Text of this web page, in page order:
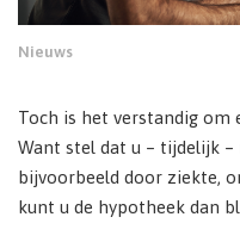
Nieuws
Toch is het verstandig om
Want stel dat u – tijdelijk
bijvoorbeeld door ziekte,
kunt u de hypotheek dan